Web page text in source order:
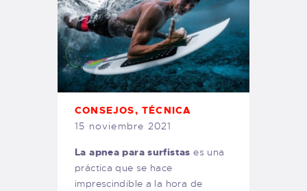
CONSEJOS,TÉCNICA
15 noviembre 2021
La apnea para surfistas es una
práctica que se hace
imprescindible a la hora de